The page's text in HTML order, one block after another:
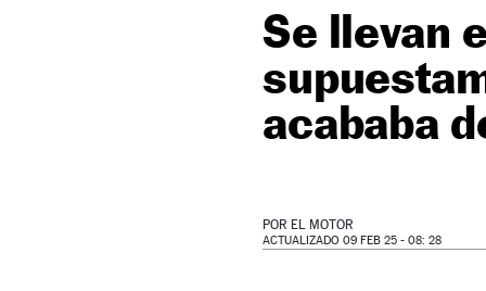
Se llevan
acababa
POR EL MOTOR
ACTUALIZADO 09 FEB 25 - 08: 28